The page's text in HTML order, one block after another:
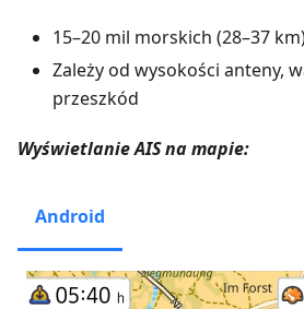
15–20 mil morskich (28–37
Zależy od wysokości anteny,
przeszkód
Wyświetlanie AIS na mapie:
Android